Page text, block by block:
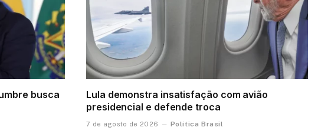
busca
Lula demonstra insatisfação com avião
presidencial e defende troca
7 de agosto de 2026 Política Brasil